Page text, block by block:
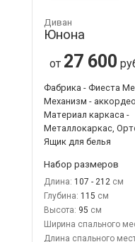
Диван
Юнона
от 27 600
Фабрика - Фиеста
Механизм -
Материал каркаса -
Металлокаркас,
Ящик для белья
Набор размеров
Длина: 107 - 212
Глубина: 115
Высота: 95
Ширина спального
Длина спального